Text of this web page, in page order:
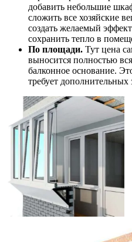
добавить небольшие
сложить все хозяйские
создать желаемый
сохранить тепло в
По площади. Тут цена
выносится полностью
балконное основание.
требует дополнительных